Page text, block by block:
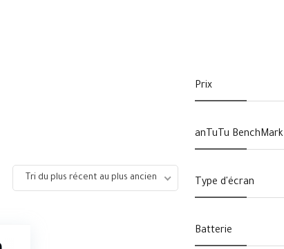
Tri du plus récent au plus ancien
Prix
anTuTu BenchMark
Type d'écran
Batterie